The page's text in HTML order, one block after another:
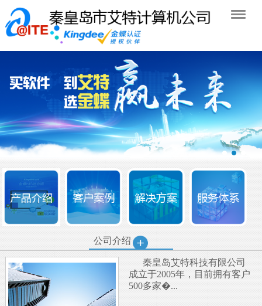
公司介绍
秦皇岛艾特科技有限公司
成立于2005年，目前拥有客户
500多家�...